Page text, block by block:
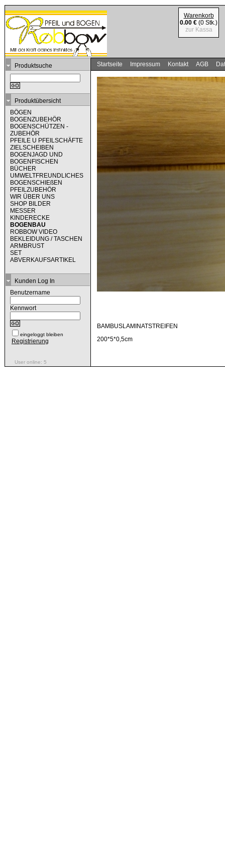
Warenkorb
0.00 € (0 Stk.)
zur Kassa
Produktsuche
Produktübersicht
BÖGEN
BOGENZUBEHÖR
BOGENSCHÜTZEN -
ZUBEHÖR
PFEILE U PFEILSCHÄFTE
ZIELSCHEIBEN
BOGENJAGD UND
BOGENFISCHEN
BÜCHER
UMWELTFREUNDLICHES
BOGENSCHIEßEN
PFEILZUBEHÖR
WIR ÜBER UNS
SHOP BILDER
MESSER
KINDERECKE
BOGENBAU
ROBBOW VIDEO
BEKLEIDUNG / TASCHEN
ARMBRUST
SET
ABVERKAUFSARTIKEL
Kunden Log In
Benutzername
Kennwort
eingeloggt bleiben
Registrierung
User online: 5
Startseite Impressum Kontakt AGB
BAMBUSLAMINATSTREIFEN
200*5*0,5cm